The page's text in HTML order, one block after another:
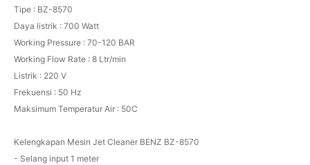
Tipe : BZ-8570
Daya listrik : 700 Watt
Working Pressure : 70-120 BAR
Working Flow Rate : 8 Ltr/min
Listrik : 220 V
Frekuensi : 50 Hz
Maksimum Temperatur Air : 50C
Kelengkapan Mesin Jet Cleaner BENZ BZ-8570
- Selang input 1 meter